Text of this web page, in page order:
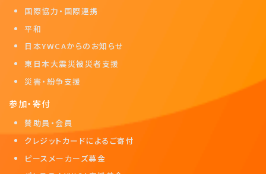
国際協力・国際連携
平和
日本YWCAからのお知らせ
東日本大震災被災者支援
災害・紛争支援
参加・寄付
賛助員・会員
クレジットカードによるご寄付
ピースメーカーズ募金